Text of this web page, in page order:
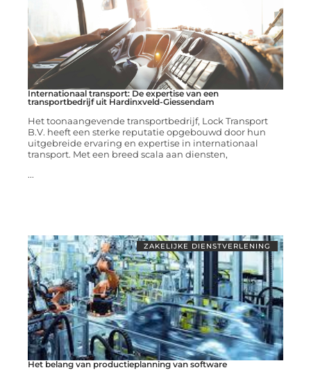
Internationaal transport: De expertise van een
transportbedrijf uit Hardinxveld-Giessendam
Het toonaangevende transportbedrijf, Lock Transport
B.V. heeft een sterke reputatie opgebouwd door hun
uitgebreide ervaring en expertise in internationaal
transport. Met een breed scala aan diensten,
...
ZAKELIJKE DIENSTVERLENING
Het belang van productieplanning van software